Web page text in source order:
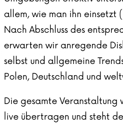
allem, wie man ihn einsetzt
Nach Abschluss des
erwarten wir anregende
selbst und allgemeine
Polen, Deutschland und
Die gesamte Veranstaltung
live übertragen und steht